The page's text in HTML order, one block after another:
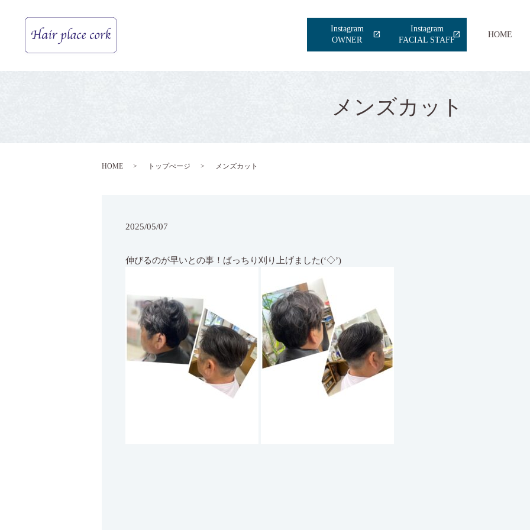
Instagram
OWNER
Instagram
FACIAL STAFF
HOME
メンズカット
HOME トップぺージ メンズカット
2025/05/07
伸びるのが早いとの事！ばっちり刈り上げました(‘◇’)ゞ